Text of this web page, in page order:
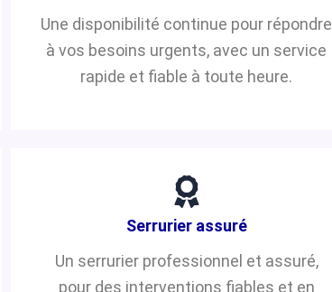
Une disponibilité continue pour répondre
à vos besoins urgents, avec un service
rapide et fiable à toute heure.
Serrurier assuré
Un serrurier professionnel et assuré,
pour des interventions fiables et en